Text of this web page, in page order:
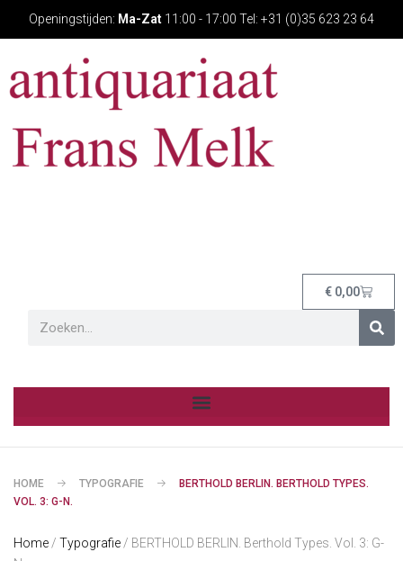
Openingstijden: Ma-Zat 11:00 - 17:00 Tel: +31 (0)35 623 23 64
€ 0,00
HOME TYPOGRAFIE
BERTHOLD BERLIN. BERTHOLD TYPES.
VOL. 3: G-N.
Home / Typografie / BERTHOLD BERLIN. Berthold Types. Vol. 3: G-